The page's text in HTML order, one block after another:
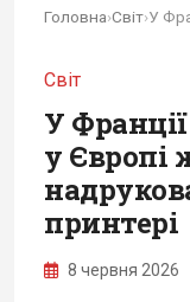
Головна›Світ›
Світ
У
у Європі
принтері
8 червня 2026